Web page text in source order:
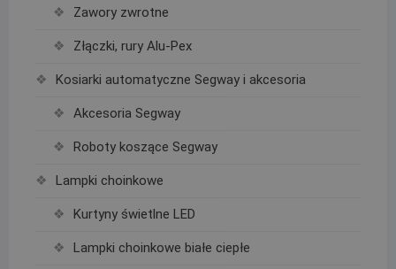
Zawory zwrotne
Złączki, rury Alu-Pex
Kosiarki automatyczne Segway i akcesoria
Akcesoria Segway
Roboty koszące Segway
Lampki choinkowe
Kurtyny świetlne LED
Lampki choinkowe białe ciepłe